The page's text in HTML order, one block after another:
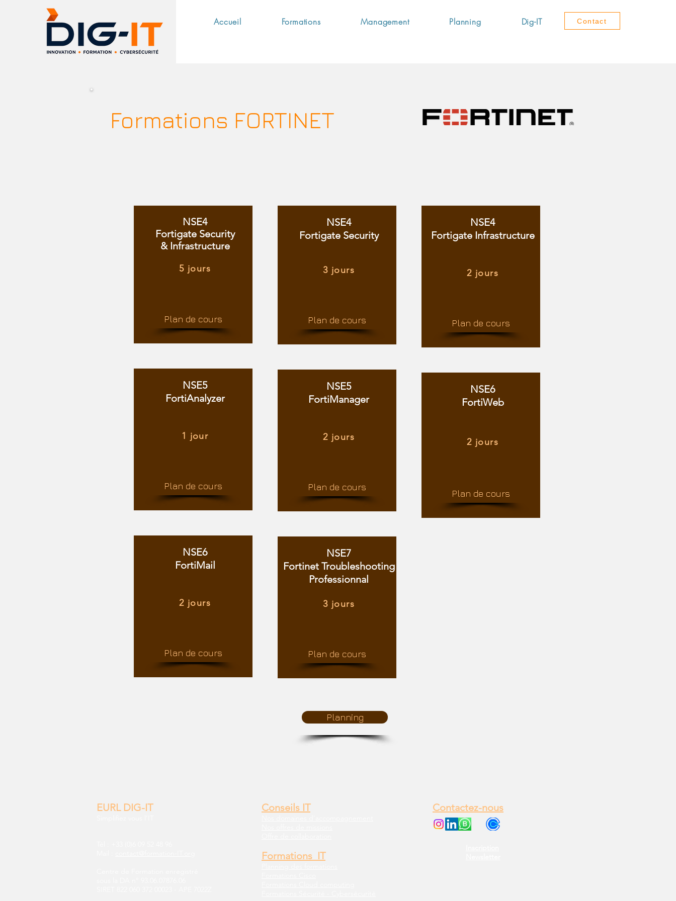
Accueil Formations Management Planning Dig-IT Contact
Formations FORTINET
NSE4
Fortigate Security
& Infrastructure
5 jours
Plan de cours
NSE5
FortiAnalyzer
1 jour
Plan de cours
NSE6
FortiMail
2 jours
Plan de cours
NSE4
Fortigate Security
3 jours
Plan de cours
NSE5
FortiManager
2 jours
Plan de cours
NSE7
Fortinet Troubleshooting
Professionnal
3 jours
Plan de cours
NSE4
Fortigate Infrastructure
2 jours
Plan de cours
NSE6
FortiWeb
2 jours
Plan de cours
Planning
EURL DIG-IT Conseils IT
Formations IT
Contactez-nous